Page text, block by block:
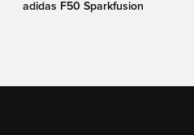
adidas F50 Sparkfusion